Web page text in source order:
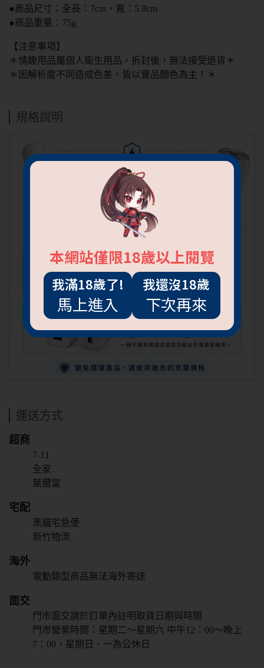
本網站僅限18歲以上閱覽
我滿18歲了!
馬上進入
我還沒18歲
下次再來
●商品尺寸：全長：7cm、寬：5.8cm
●商品重量：75g
【注意事項】
＊情趣用品屬個人衛生用品，拆封後，無法接受退貨＊
＊因解析度不同造成色差，皆以實品顏色為主！＊
規格說明
運送方式
超商
7-11
全家
萊爾富
宅配
黑貓宅急便
新竹物流
海外
電動類型商品無法海外寄送
面交
門市面交請於訂單內註明取貨日期與時間
門市營業時間：星期二～星期六 中午12：00～晚上
7：00，星期日、一為公休日